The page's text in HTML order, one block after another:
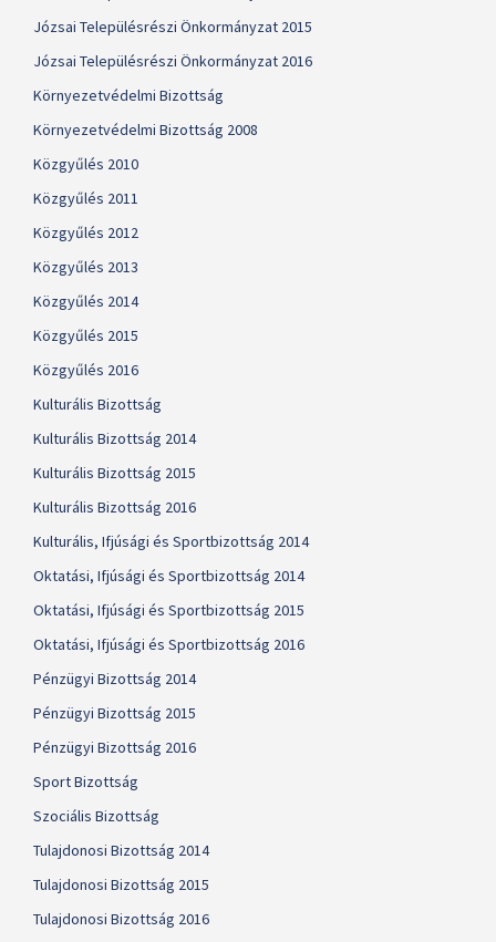
Józsai Településrészi Önkormányzat 2015
Józsai Településrészi Önkormányzat 2016
Környezetvédelmi Bizottság
Környezetvédelmi Bizottság 2008
Közgyűlés 2010
Közgyűlés 2011
Közgyűlés 2012
Közgyűlés 2013
Közgyűlés 2014
Közgyűlés 2015
Közgyűlés 2016
Kulturális Bizottság
Kulturális Bizottság 2014
Kulturális Bizottság 2015
Kulturális Bizottság 2016
Kulturális, Ifjúsági és Sportbizottság 2014
Oktatási, Ifjúsági és Sportbizottság 2014
Oktatási, Ifjúsági és Sportbizottság 2015
Oktatási, Ifjúsági és Sportbizottság 2016
Pénzügyi Bizottság 2014
Pénzügyi Bizottság 2015
Pénzügyi Bizottság 2016
Sport Bizottság
Szociális Bizottság
Tulajdonosi Bizottság 2014
Tulajdonosi Bizottság 2015
Tulajdonosi Bizottság 2016